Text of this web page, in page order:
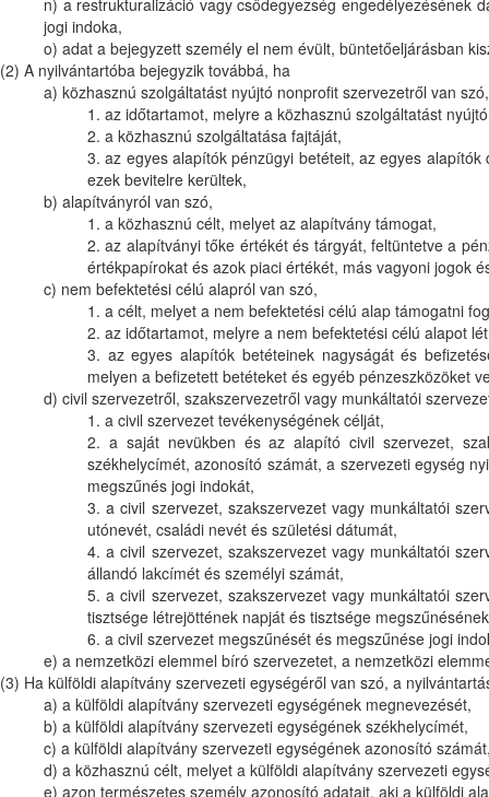
n) a restrukturalizáció vagy csődegyezség engedélyezésének
jogi indoka,
o) adat a bejegyzett személy el nem évült, büntetőeljárásban
(2) A nyilvántartóba bejegyzik továbbá, ha
a) közhasznú szolgáltatást nyújtó nonprofit szervezetről van szó,
1. az időtartamot, melyre a közhasznú szolgáltatást
2. a közhasznú szolgáltatása fajtáját,
3. az egyes alapítók pénzügyi betéteit, az egyes
ezek bevitelre kerültek,
b) alapítványról van szó,
1. a közhasznú célt, melyet az alapítvány támogat,
2. az alapítványi tőke értékét és tárgyát, feltüntetve a
értékpapírokat és azok piaci értékét, más vagyoni jogok
c) nem befektetési célú alapról van szó,
1. a célt, melyet a nem befektetési célú alap támogatni
2. az időtartamot, melyre a nem befektetési célú alapot
3. az egyes alapítók betéteinek nagyságát és
melyen a befizetett betéteket és egyéb pénzeszközöket
d) civil szervezetről, szakszervezetről vagy munkáltatói
1. a civil szervezet tevékenységének célját,
2. a saját nevükben és az alapító civil szervezet,
székhelycímét, azonosító számát, a szervezeti egység
megszűnés jogi indokát,
3. a civil szervezet, szakszervezet vagy munkáltatói
utónevét, családi nevét és születési dátumát,
4. a civil szervezet, szakszervezet vagy munkáltatói
állandó lakcímét és személyi számát,
5. a civil szervezet, szakszervezet vagy munkáltatói
tisztsége létrejöttének napját és tisztsége
6. a civil szervezet megszűnését és megszűnése jogi
e) a nemzetközi elemmel bíró szervezetet, a nemzetközi
(3) Ha külföldi alapítvány szervezeti egységéről van szó, a
a) a külföldi alapítvány szervezeti egységének megnevezését,
b) a külföldi alapítvány szervezeti egységének székhelycímét,
c) a külföldi alapítvány szervezeti egységének azonosító
d) a közhasznú célt, melyet a külföldi alapítvány szervezeti
e) azon természetes személy azonosító adatait, aki a külföldi